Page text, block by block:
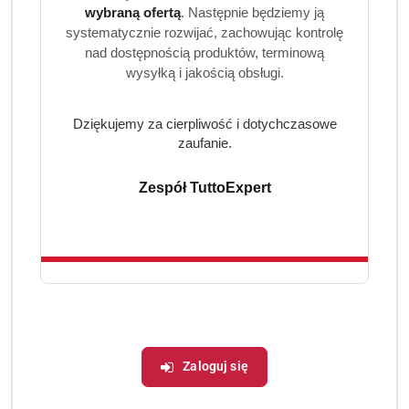
dawce środka czyszczącego możesz cieszyć się lśniącymi
naczyniami bez obaw o skórę czy środowisko. Idealne do
codziennego użytku.
statusie:
Produkty
statusie:
Podobne produkty
Realizacja: Strona, Social Media i Kampanie reklamowe |
wybraną ofertą. Następnie będziemy ją
systematycznie rozwijać, zachowując kontrolę
nad dostępnością produktów, terminową
wysyłką i jakością obsługi.
Dziękujemy za cierpliwość i dotychczasowe
zaufanie.
Zespół TuttoExpert
Zaloguj się